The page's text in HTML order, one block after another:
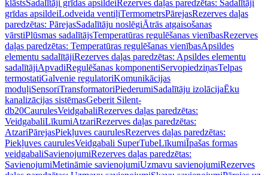
klāstsSadalītāji grīdas apsildeiRezerves daļas paredzētas: Sadalītāji
grīdas apsildeiLodveida ventiļiTermometrsPārejasRezerves daļas
paredzētas: PārejasSadalītāju noslēgiĀtrās atgaisošanas
vārstiPlūsmas sadalītājsTemperatūras regulēšanas vienībasRezerves
daļas paredzētas: Temperatūras regulēšanas vienībasApsildes
elementu sadalītājiRezerves daļas paredzētas: Apsildes elementu
sadalītājiApvadiRegulēšanas komponentiServopiedziņasTelpas
termostatiGalvenie regulatoriKomunikācijas
moduļiSensoriTransformatoriPiederumiSadalītāju izolācijaĒku
kanalizācijas sistēmasGeberit Silent-
db20CaurulesVeidgabaliRezerves daļas paredzētas:
VeidgabaliLīkumiAtzariRezerves daļas paredzētas:
AtzariPārejasPiekļuves caurulesRezerves daļas paredzētas:
Piekļuves caurulesVeidgabali SuperTubeLīkumiĪpašas formas
veidgabaliSavienojumiRezerves daļas paredzētas:
SavienojumiMetināmie savienojumiUzmavu savienojumiRezerves